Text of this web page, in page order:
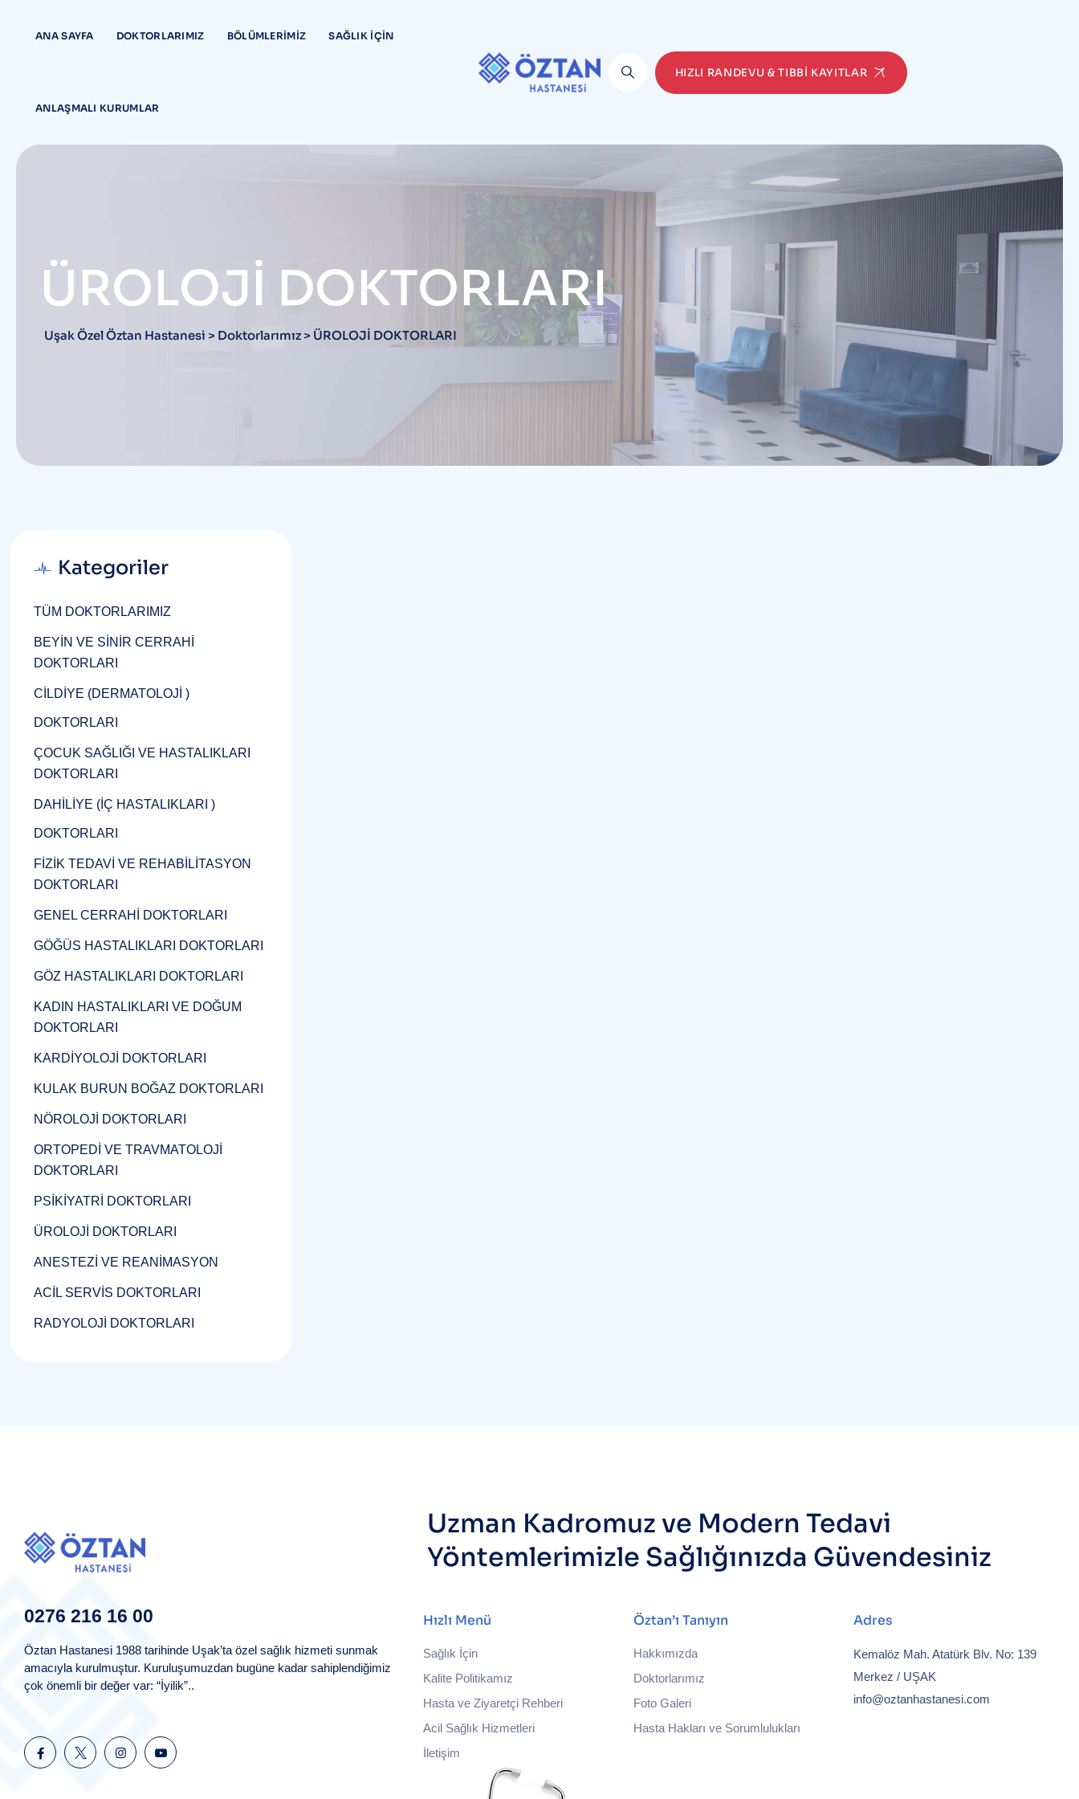
ANA SAYFA DOKTORLARIMIZ BÖLÜMLERIMIZ SAĞLIK İÇIN
ANLAŞMALI KURUMLAR
HIZLI RANDEVU & TIBBI KAYITLAR
ÜROLOJİ DOKTORLARI
Uşak Özel Öztan Hastanesi > Doktorlarımız > ÜROLOJİ DOKTORLARI
Kategoriler
TÜM DOKTORLARIMIZ
BEYİN VE SİNİR CERRAHİ
DOKTORLARI
CİLDİYE (DERMATOLOJİ )
DOKTORLARI
ÇOCUK SAĞLIĞI VE HASTALIKLARI
DOKTORLARI
DAHİLİYE (İÇ HASTALIKLARI )
DOKTORLARI
FİZİK TEDAVİ VE REHABİLİTASYON
DOKTORLARI
GENEL CERRAHİ DOKTORLARI
GÖĞÜS HASTALIKLARI DOKTORLARI
GÖZ HASTALIKLARI DOKTORLARI
KADIN HASTALIKLARI VE DOĞUM
DOKTORLARI
KARDİYOLOJİ DOKTORLARI
KULAK BURUN BOĞAZ DOKTORLARI
NÖROLOJİ DOKTORLARI
ORTOPEDİ VE TRAVMATOLOJİ
DOKTORLARI
PSİKİYATRİ DOKTORLARI
ÜROLOJİ DOKTORLARI
ANESTEZİ VE REANİMASYON
ACİL SERVİS DOKTORLARI
RADYOLOJİ DOKTORLARI
Uzman Kadromuz ve Modern Tedavi
Yöntemlerimizle Sağlığınızda Güvendesiniz
0276 216 16 00
Öztan Hastanesi 1988 tarihinde Uşak’ta özel sağlık hizmeti sunmak
amacıyla kurulmuştur. Kuruluşumuzdan bugüne kadar sahiplendiğimiz
çok önemli bir değer var: “İyilik”..
Hızlı Menü
Sağlık İçin
Kalite Politikamız
Hasta ve Ziyaretçi Rehberi
Acil Sağlık Hizmetleri
İletişim
Öztan’ı Tanıyın
Hakkımızda
Doktorlarımız
Foto Galeri
Hasta Hakları ve Sorumlulukları
Adres
Kemalöz Mah. Atatürk Blv. No: 139
Merkez / UŞAK
info@oztanhastanesi.com